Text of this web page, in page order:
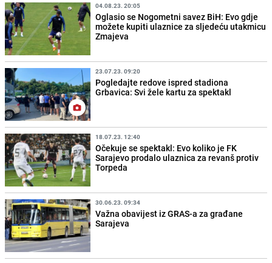
04.08.23. 20:05
Oglasio se Nogometni savez BiH: Evo gdje
možete kupiti ulaznice za sljedeću utakmicu
Zmajeva
23.07.23. 09:20
Pogledajte redove ispred stadiona
Grbavica: Svi žele kartu za spektakl
18.07.23. 12:40
Očekuje se spektakl: Evo koliko je FK
Sarajevo prodalo ulaznica za revanš protiv
Torpeda
30.06.23. 09:34
Važna obavijest iz GRAS-a za građane
Sarajeva